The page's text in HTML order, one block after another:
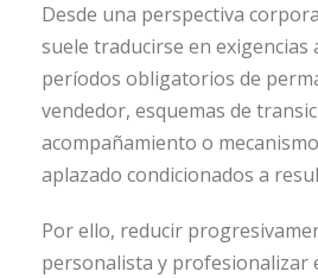
Desde una perspectiva
suele traducirse en exigencias
períodos obligatorios de
vendedor, esquemas de
acompañamiento o
aplazado condicionados a
Por ello, reducir
personalista y profesionalizar